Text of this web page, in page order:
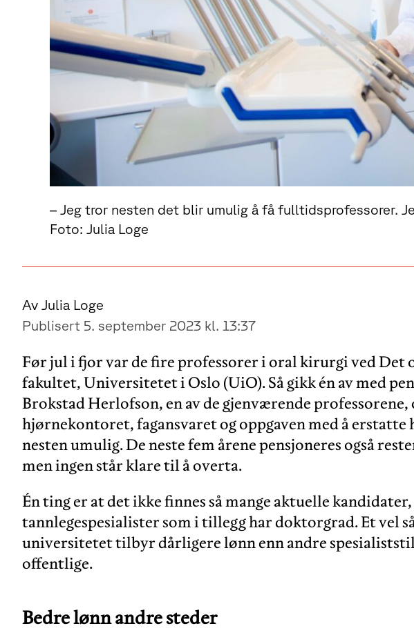
– Jeg tror nesten det blir umulig å få fulltidsprofessorer.
Foto: Julia Loge
Av Julia Loge
Publisert 5. september 2023 kl. 13:37
Før jul i fjor var de fire professorer i oral kirurgi ved Det
fakultet, Universitetet i Oslo (UiO). Så gikk én av med
Brokstad Herlofson, en av de gjenværende
hjørnekontoret, fagansvaret og oppgaven med å erstatte
nesten umulig. De neste fem årene pensjoneres også
men ingen står klare til å overta.
Én ting er at det ikke finnes så mange aktuelle
tannlegespesialister som i tillegg har doktorgrad. Et vel
universitetet tilbyr dårligere lønn enn andre
offentlige.
Bedre lønn andre steder